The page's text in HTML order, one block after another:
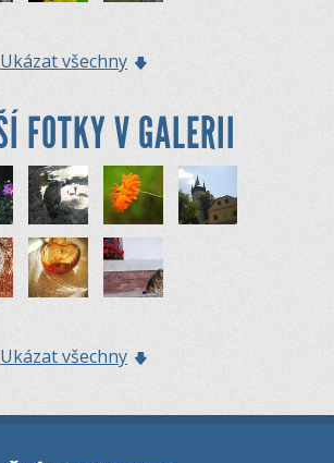
Ukázat všechny
FOTKY V GALERII
Ukázat všechny